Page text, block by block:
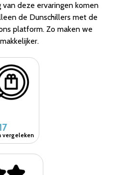
deze ervaringen komen
de Dunschillers met de
platform. Zo maken we
vergeleken